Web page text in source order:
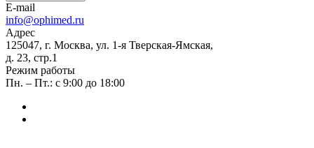
E-mail
info@ophimed.ru
Адрес
125047, г. Москва, ул. 1-я Тверская-Ямская,
д. 23, стр.1
Режим работы
Пн. – Пт.: с 9:00 до 18:00